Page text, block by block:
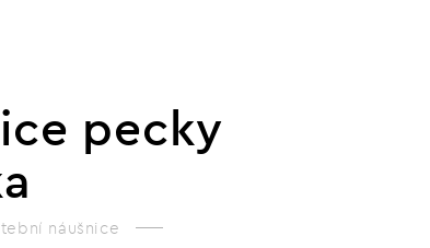
pecky
náušnice